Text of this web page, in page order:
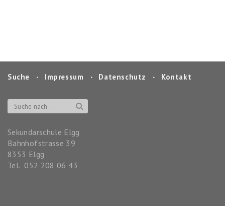
Suche ‧ Impressum ‧ Datenschutz ‧ Kontakt
Sekundarschule Elgg
Bahnhofstrasse 39
8353 Elgg
Tel. 052 208 06 43